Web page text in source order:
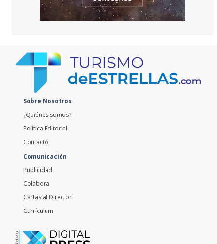
Sobre Nosotros
¿Quiénes somos?
Política Editorial
Contacto
Comunicación
Publicidad
Colabora
Cartas al Director
Currículum